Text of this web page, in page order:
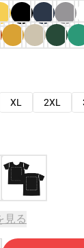
XL 2XL
見る